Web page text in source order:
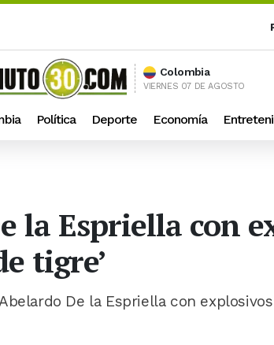
Colombia
VIERNES 07 DE AGOSTO
Política Deporte Economía
la Espriella con
tigre’
De la Espriella con explosivos